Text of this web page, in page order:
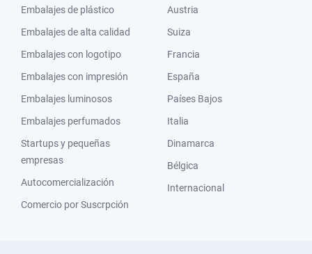
Embalajes de plástico
Embalajes de alta calidad
Embalajes con logotipo
Embalajes con impresión
Embalajes luminosos
Embalajes perfumados
Startups y pequeñas
empresas
Autocomercialización
Comercio por Suscrpción
Austria
Suiza
Francia
España
Países Bajos
Italia
Dinamarca
Bélgica
Internacional